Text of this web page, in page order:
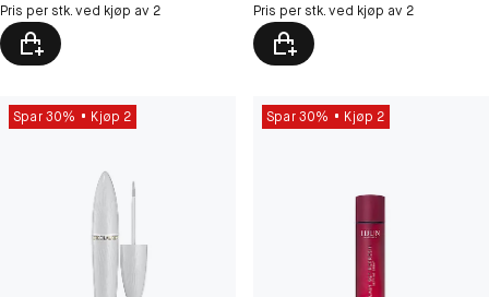
Pris per stk. ved kjøp av 2 Pris per stk. ved kjøp av 2
Spar 30% Kjøp 2 Spar 30% Kjøp 2